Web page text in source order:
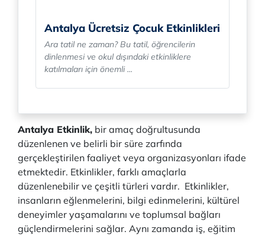
Antalya Ücretsiz Çocuk Etkinlikleri
Ara tatil ne zaman? Bu tatil, öğrencilerin
dinlenmesi ve okul dışındaki etkinliklere
katılmaları için önemli ...
Antalya Etkinlik, bir amaç doğrultusunda
düzenlenen ve belirli bir süre zarfında
gerçekleştirilen faaliyet veya organizasyonları ifade
etmektedir. Etkinlikler, farklı amaçlarla
düzenlenebilir ve çeşitli türleri vardır. Etkinlikler,
insanların eğlenmelerini, bilgi edinmelerini, kültürel
deneyimler yaşamalarını ve toplumsal bağları
güçlendirmelerini sağlar. Aynı zamanda iş, eğitim